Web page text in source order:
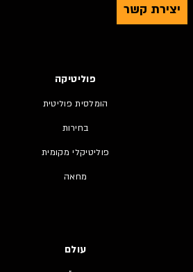
יצירת קשר
פוליטיקה
הומלסית פוליטית
בחירות
פוליטיקלי מקומית
מחאה
עולם